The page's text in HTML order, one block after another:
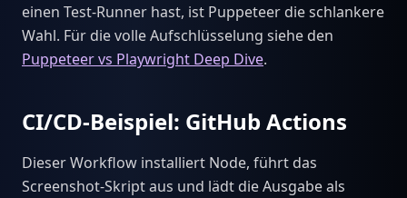
einen Test-Runner hast, ist Puppeteer die schlankere
Wahl. Für die volle Aufschlüsselung siehe den
Puppeteer vs Playwright Deep Dive.
CI/CD-Beispiel: GitHub Actions
Dieser Workflow installiert Node, führt das
Screenshot-Skript aus und lädt die Ausgabe als